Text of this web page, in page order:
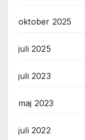
oktober 2025
juli 2025
juli 2023
maj 2023
juli 2022